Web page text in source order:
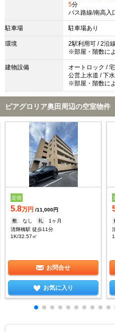
5分
バス路線/南高入
駐車場 駐車場あり
環境
2駅利用可 / 2沿
※部屋・階数に
建物設備
オートロック /
公営上水道 / 下
※部屋・階数に
ピアグロリア奥田周辺の空室物件
定借
5.8万円 /11,000円
敷
なし 礼
1ヶ月
清輝橋駅 徒歩11分
1K/32.57㎡
お問合せ
お気に入り